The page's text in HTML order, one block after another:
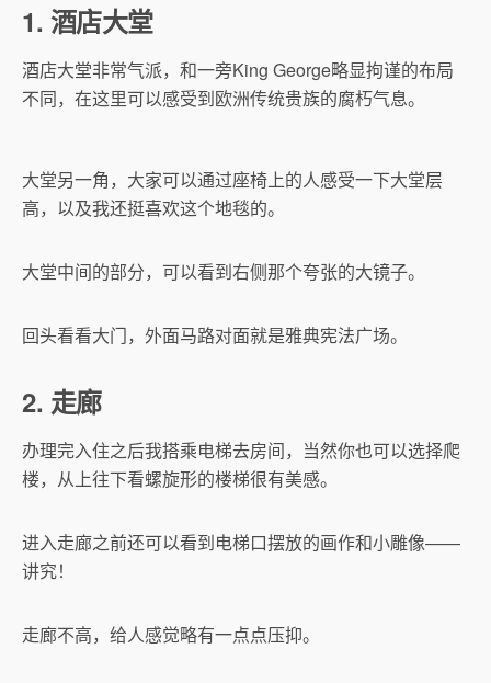
1. 酒店大堂
酒店大堂非常气派，和一旁King George略显拘谨的布局
不同，在这里可以感受到欧洲传统贵族的腐朽气息。
大堂另一角，大家可以通过座椅上的人感受一下大堂层
高，以及我还挺喜欢这个地毯的。
大堂中间的部分，可以看到右侧那个夸张的大镜子。
回头看看大门，外面马路对面就是雅典宪法广场。
2. 走廊
办理完入住之后我搭乘电梯去房间，当然你也可以选择爬
楼，从上往下看螺旋形的楼梯很有美感。
进入走廊之前还可以看到电梯口摆放的画作和小雕像——
讲究！
走廊不高，给人感觉略有一点点压抑。